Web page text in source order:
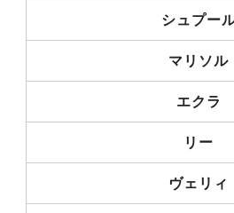
シュプー
マリソル
エクラ
リー
ヴェリィ